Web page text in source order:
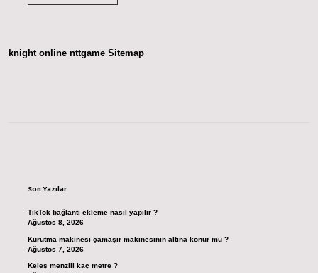
knight online nttgame Sitemap
Son Yazılar
TikTok bağlantı ekleme nasıl yapılır ?
Ağustos 8, 2026
Kurutma makinesi çamaşır makinesinin altına konur mu ?
Ağustos 7, 2026
Keleş menzili kaç metre ?